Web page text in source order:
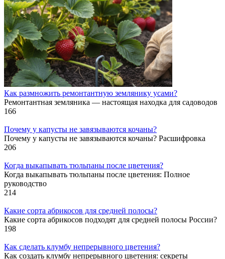
Как размножить ремонтантную землянику усами?
Ремонтантная земляника — настоящая находка для садоводов
166
Почему у капусты не завязываются кочаны?
Почему у капусты не завязываются кочаны? Расшифровка
206
Когда выкапывать тюльпаны после цветения?
Когда выкапывать тюльпаны после цветения: Полное
руководство
214
Какие сорта абрикосов для средней полосы?
Какие сорта абрикосов подходят для средней полосы России?
198
Как сделать клумбу непрерывного цветения?
Как создать клумбу непрерывного цветения: секреты